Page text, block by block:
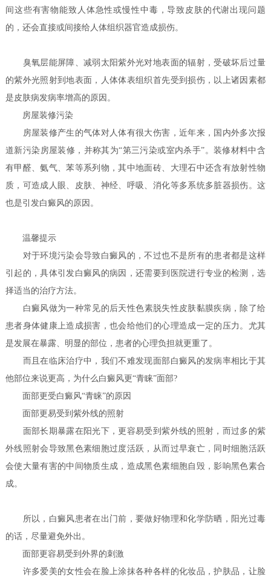
间这些有害物能致人体急性或慢性中毒，导致皮肤的代谢出现问题
的，还会直接或间接给人体组织器官造成损伤。
臭氧层能屏障、减弱太阳紫外光对地表面的辐射，受破坏后过量
的紫外光照射到地表面，人体体表组织首先受到损伤，以上诸因素都
是皮肤病发病率增高的原因。
房屋装修污染
房屋装修产生的气体对人体有很大伤害，近年来，国内外多次报
道新污染房屋装修，并称其为“第三污染或室内杀手”。装修材料中含
有甲醛、氨气、苯等系列物，其中地面砖、大理石中还含有放射性物
质，可造成人眼、皮肤、神经、呼吸、消化等多系统多脏器损伤。这
也是引发白癜风的原因。
温馨提示
对于环境污染会导致白癜风的，不过也不是所有的患者都是这样
引起的，具体引发白癜风的病因，还需要到医院进行专业的检测，选
择适当的治疗方法。
白癜风做为一种常见的后天性色素脱失性皮肤黏膜疾病，除了给
患者身体健康上造成损害，也会给他们的心理造成一定的压力。尤其
是发展在暴露、明显的部位，患者的心理负担就更重了。
而且在临床治疗中，我们不难发现面部白癜风的发病率相比于其
他部位来说更高，为什么白癜风更“青睐”面部?
面部更受白癜风“青睐”的原因
面部更易受到紫外线的照射
面部长期暴露在阳光下，更容易受到紫外线的照射，而过多的紫
外线照射会导致黑色素细胞过度活跃，从而过早衰亡，同时细胞活跃
会使大量有害的中间物质生成，造成黑色素细胞自毁，影响黑色素合
成。
所以，白癜风患者在出门前，要做好物理和化学防晒，阳光过毒
的话，尽量避免外出。
面部更容易受到外界的刺激
许多爱美的女性会在脸上涂抹各种各样的化妆品，护肤品，让脸